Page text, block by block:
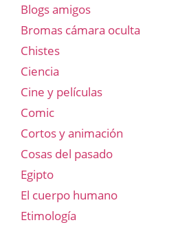
Blogs amigos
Bromas cámara oculta
Chistes
Ciencia
Cine y películas
Comic
Cortos y animación
Cosas del pasado
Egipto
El cuerpo humano
Etimología